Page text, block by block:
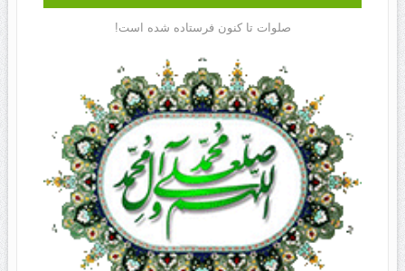
صلوات تا کنون فرستاده شده است!